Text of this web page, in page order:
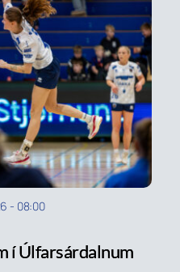
- 08:00
í Úlfarsárdalnum